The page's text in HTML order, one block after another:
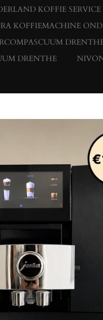
KOFFIE SERVICE
KOFFIEMACHINE
DRENTHE